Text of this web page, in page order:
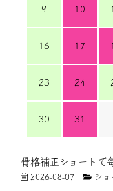
9 10
16 17
23 24
30 31
骨格補正ショートで
2026-08-07 シ